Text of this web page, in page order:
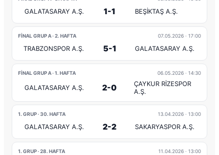
GALATASARAY A.Ş. 1-1 BEŞİKTAŞ A.Ş.
FINAL GRUP A · 2. HAFTA 07.05.2026 · 17:00
TRABZONSPOR A.Ş. 5-1 GALATASARAY A.Ş.
FINAL GRUP A · 1. HAFTA 06.05.2026 · 14:30
GALATASARAY A.Ş. 2-0
ÇAYKUR RİZESPOR
A.Ş.
1. GRUP · 30. HAFTA 13.04.2026 · 13:00
GALATASARAY A.Ş. 2-2 SAKARYASPOR A.Ş.
1. GRUP · 28. HAFTA 11.04.2026 · 13:00